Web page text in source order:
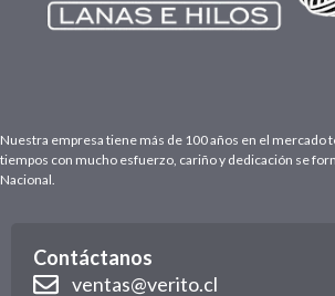
Nuestra empresa tiene más de 100 años en el mercado
tiempos con mucho esfuerzo, cariño y dedicación se
Nacional.
Contáctanos
ventas@verito.cl